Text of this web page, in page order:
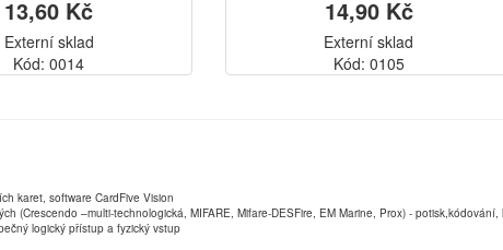
13,60 Kč
Externí sklad
Kód: 0014
14,90 Kč
Externí sklad
Kód: 0105
karet, software CardFive Vision
(Crescendo –multi-technologická, MIFARE, Mifare-DESFire, EM Marine, Prox) -
logický přístup a fyzický vstup